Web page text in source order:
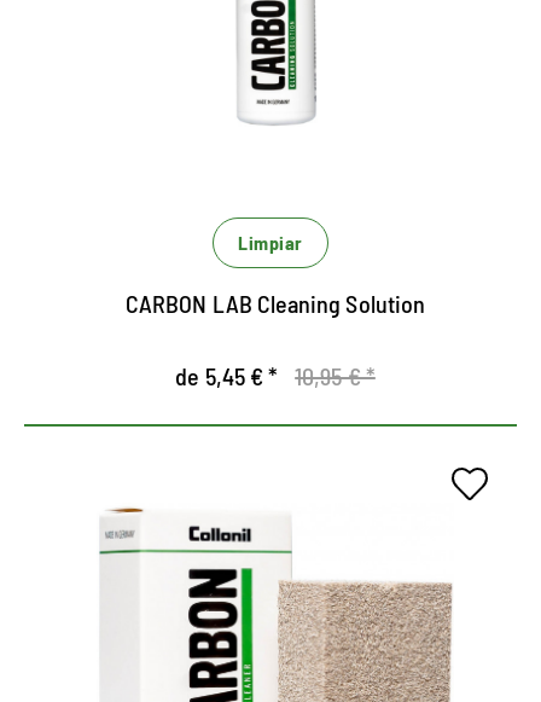
deportivos.
Potente limpiador integral.
Adecuado para todos los materiales.
Limpiar
CARBON LAB Cleaning Solution
de 5,45 € * 10,95 € *
Removedor de manchas para
gamurza.
Limpieza seca de uso universal